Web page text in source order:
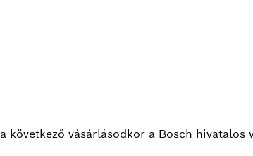
a következő vásárlásodkor a Bosch hivatalos